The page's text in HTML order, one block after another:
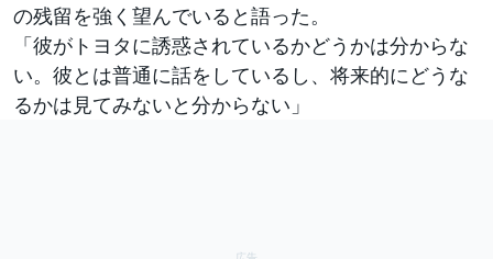
の残留を強く望んでいると語った。
「彼がトヨタに誘惑されているかどうかは分からな
い。彼とは普通に話をしているし、将来的にどうな
るかは見てみないと分からない」